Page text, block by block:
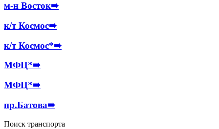
м-н Восток➠
к/т Космос➠
к/т Космос*➠
МФЦ*➠
МФЦ*➠
пр.Батова➠
Поиск транспорта